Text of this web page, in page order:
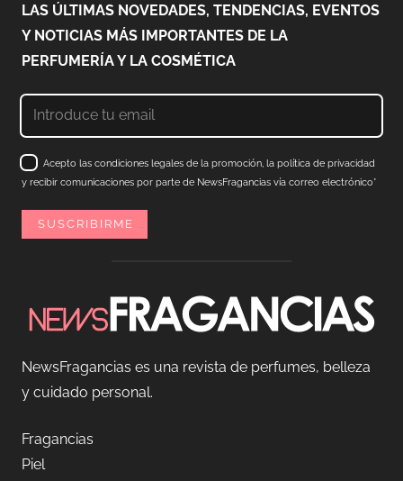
LAS ÚLTIMAS NOVEDADES, TENDENCIAS, EVENTOS
Y NOTICIAS MÁS IMPORTANTES DE LA
PERFUMERÍA Y LA COSMÉTICA
Acepto las condiciones legales de la promoción, la política de privacidad
y recibir comunicaciones por parte de NewsFragancias vía correo electrónico*
NewsFragancias es una revista de perfumes, belleza
y cuidado personal.
Fragancias
Piel